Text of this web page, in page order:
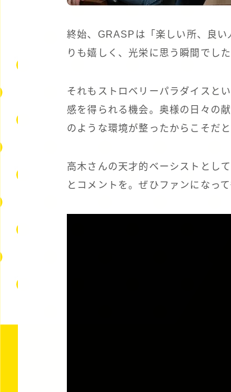
終始、GRASPは「楽しい所、良
りも嬉しく、光栄に思う瞬間でした
それもストロベリーパラダイスと
感を得られる機会。奥様の日々の
のような環境が整ったからこそだ
高木さんの天才的ベーシストとし
とコメントを。ぜひファンになっ